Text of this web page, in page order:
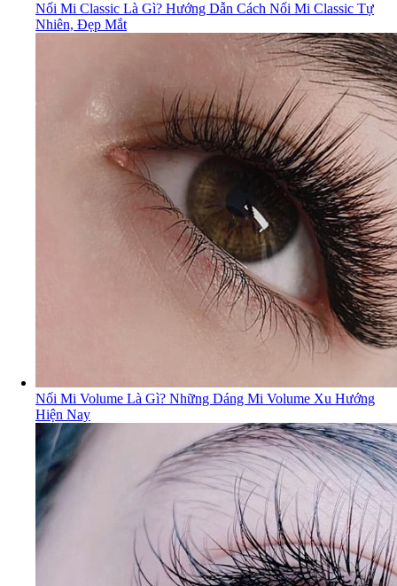
Nối Mi Classic Là Gì? Hướng Dẫn Cách Nối Mi Classic Tự
Nhiên, Đẹp Mắt
Nối Mi Volume Là Gì? Những Dáng Mi Volume Xu Hướng
Hiện Nay